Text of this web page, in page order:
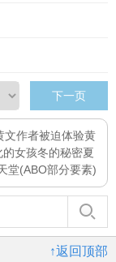
下一页
文作者被迫体验黄
的女孩冬的秘密夏
堂(ABO部分要素)
↑返回顶部